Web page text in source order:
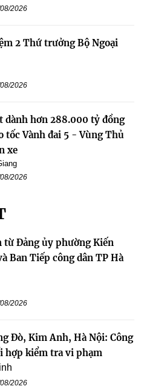
2026
2 Thứ trưởng Bộ Ngoại
2026
dành hơn 288.000 tỷ đồng
tốc Vành đai 5 - Vùng Thủ
xe
2026
từ Đảng ủy phường Kiến
Ban Tiếp công dân TP Hà
2026
Đò, Kim Anh, Hà Nội: Công
hợp kiểm tra vi phạm
2026